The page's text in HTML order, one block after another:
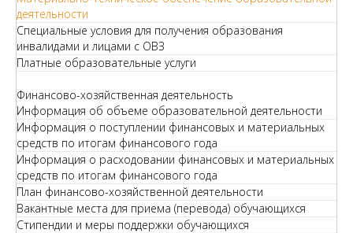
деятельности
Специальные условия для получения образования
инвалидами и лицами с ОВЗ
Платные образовательные услуги
Финансово-хозяйственная деятельность
Информация об объеме образовательной деятельности
Информация о поступлении финансовых и материальных
средств по итогам финансового года
Информация о расходовании финансовых и материальных
средств по итогам финансового года
План финансово-хозяйственной деятельности
Вакантные места для приема (перевода) обучающихся
Стипендии и меры поддержки обучающихся